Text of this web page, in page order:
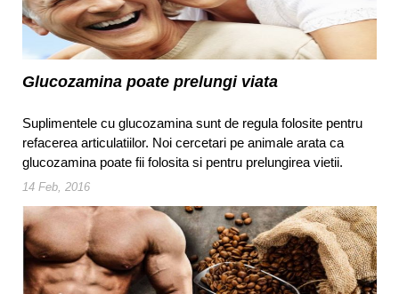
Glucozamina poate prelungi viata
Suplimentele cu glucozamina sunt de regula folosite pentru
refacerea articulatiilor. Noi cercetari pe animale arata ca
glucozamina poate fii folosita si pentru prelungirea vietii.
14 Feb, 2016